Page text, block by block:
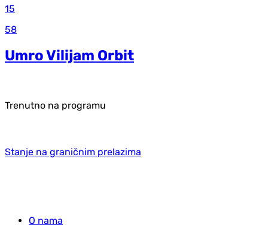
15
58
Umro Vilijam Orbit
Trenutno na programu
Stanje na graničnim prelazima
O nama